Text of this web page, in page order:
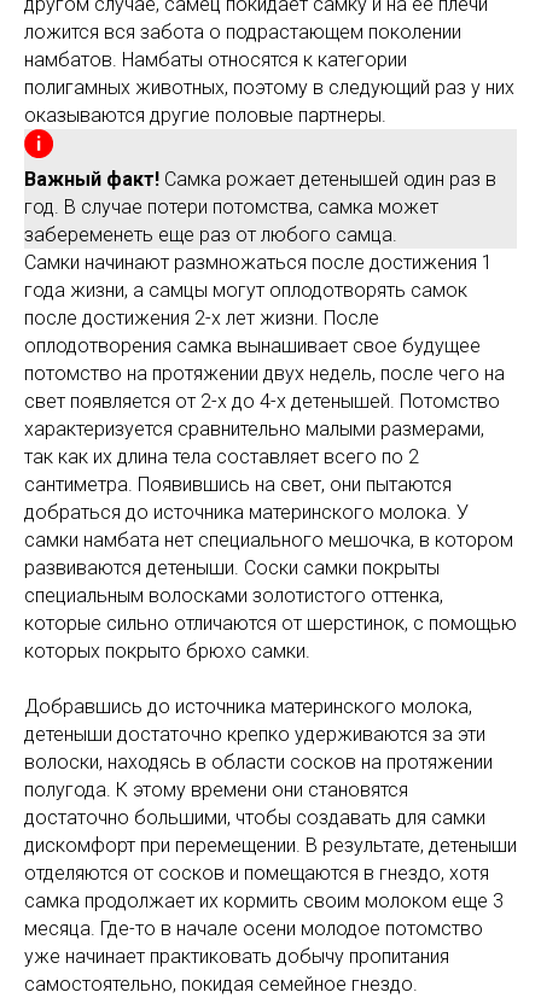
ложится вся забота о подрастающем поколении
намбатов. Намбаты относятся к категории
полигамных животных, поэтому в следующий раз у них
оказываются другие половые партнеры.
Важный факт! Самка рожает детенышей один раз в
год. В случае потери потомства, самка может
забеременеть еще раз от любого самца.
Самки начинают размножаться после достижения 1
года жизни, а самцы могут оплодотворять самок
после достижения 2-х лет жизни. После
оплодотворения самка вынашивает свое будущее
потомство на протяжении двух недель, после чего на
свет появляется от 2-х до 4-х детенышей. Потомство
характеризуется сравнительно малыми размерами,
так как их длина тела составляет всего по 2
сантиметра. Появившись на свет, они пытаются
добраться до источника материнского молока. У
самки намбата нет специального мешочка, в котором
развиваются детеныши. Соски самки покрыты
специальным волосками золотистого оттенка,
которые сильно отличаются от шерстинок, с помощью
которых покрыто брюхо самки.
Добравшись до источника материнского молока,
детеныши достаточно крепко удерживаются за эти
волоски, находясь в области сосков на протяжении
полугода. К этому времени они становятся
достаточно большими, чтобы создавать для самки
дискомфорт при перемещении. В результате, детеныши
отделяются от сосков и помещаются в гнездо, хотя
самка продолжает их кормить своим молоком еще 3
месяца. Где-то в начале осени молодое потомство
уже начинает практиковать добычу пропитания
самостоятельно, покидая семейное гнездо.